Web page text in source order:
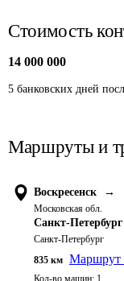
Стоимость
14 000 000
5 банковских дней
Маршруты и
Воскресенск →
Московская обл.
Санкт-Петербург
Санкт-Петербург
835 км Маршрут
Кол-во машин: 1